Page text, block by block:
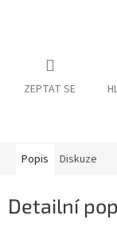
ZEPTAT SE
Popis Diskuze
Detailní